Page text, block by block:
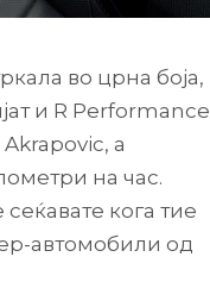
во црна боја,
и R Performance
а
на час.
кога тие
автомобили од